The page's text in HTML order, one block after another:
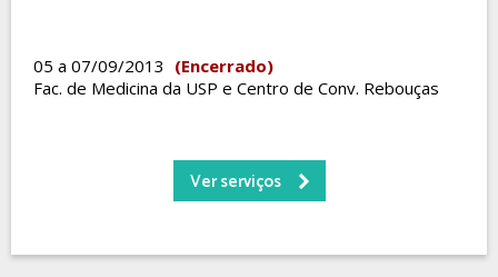
05 a 07/09/2013 (Encerrado)
Fac. de Medicina da USP e Centro de Conv. Rebouças
Ver serviços